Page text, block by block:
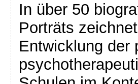
In über 50
Porträts
Entwicklung der